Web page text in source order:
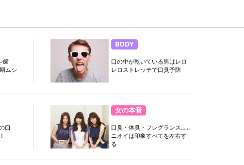
歯
ムシ
BODY
口の中が乾いている男はレロ
レロストレッチで口臭予防
口
女の本音
口臭・体臭・フレグランス……
ニオイは印象すべてを左右す
る